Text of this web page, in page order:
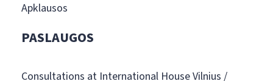
Apklausos
PASLAUGOS
Consultations at International House Vilnius /